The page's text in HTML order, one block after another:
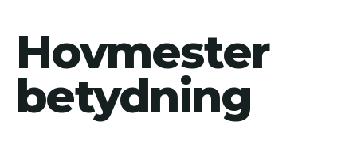
Hovmester
betydning